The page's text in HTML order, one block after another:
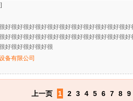
好很好很好很好很好很好很好很好很好很好很好
好很好很好很好很好很好很好很好很好很好很好
好很好很好很好很
备有限公司
上一页 1 2 3 4 5 6 7 8 9